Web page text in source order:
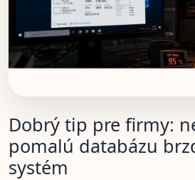
Dobrý tip pre firmy:
pomalú databázu
systém